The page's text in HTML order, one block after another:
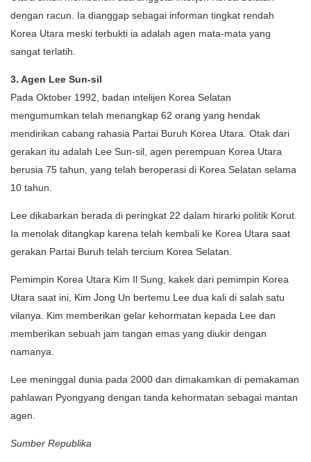
dengan racun. Ia dianggap sebagai informan tingkat rendah
Korea Utara meski terbukti ia adalah agen mata-mata yang
sangat terlatih.
3. Agen Lee Sun-sil
Pada Oktober 1992, badan intelijen Korea Selatan
mengumumkan telah menangkap 62 orang yang hendak
mendirikan cabang rahasia Partai Buruh Korea Utara. Otak dari
gerakan itu adalah Lee Sun-sil, agen perempuan Korea Utara
berusia 75 tahun, yang telah beroperasi di Korea Selatan selama
10 tahun.
Lee dikabarkan berada di peringkat 22 dalam hirarki politik Korut.
Ia menolak ditangkap karena telah kembali ke Korea Utara saat
gerakan Partai Buruh telah tercium Korea Selatan.
Pemimpin Korea Utara Kim Il Sung, kakek dari pemimpin Korea
Utara saat ini, Kim Jong Un bertemu Lee dua kali di salah satu
vilanya. Kim memberikan gelar kehormatan kepada Lee dan
memberikan sebuah jam tangan emas yang diukir dengan
namanya.
Lee meninggal dunia pada 2000 dan dimakamkan di pemakaman
pahlawan Pyongyang dengan tanda kehormatan sebagai mantan
agen.
Sumber Republika